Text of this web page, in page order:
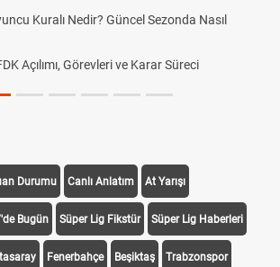
Kuralı Nedir? Güncel Sezonda Nasıl
Görevleri ve Karar Süreci
Durumu Canlı Anlatım At Yarışı
Bugün Süper Lig Fikstür Süper Lig Haberleri